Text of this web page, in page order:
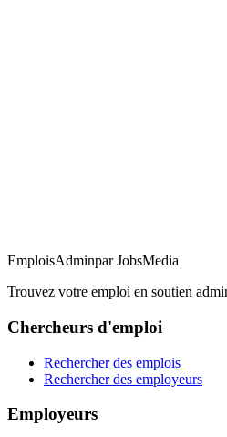
EmploisAdminpar JobsMedia
Trouvez votre emploi en soutien
Chercheurs d'emploi
Rechercher des emplois
Rechercher des employeurs
Employeurs